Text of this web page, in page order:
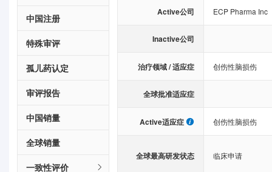
中国注册
特殊审评
孤儿药认定
审评报告
中国销量
全球销量
一致性评价
Active公司 ECP Pharma Inc
Inactive公司
治疗领域 / 适应症 创伤性脑损伤
全球批准适应症
Active适应症 创伤性脑损伤
全球最高研发状态 临床申请